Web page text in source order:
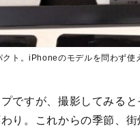
ト。iPhoneのモデルを問わず使
ですが、撮影してみる
り。これからの季節、